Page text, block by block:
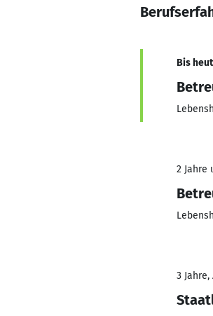
Bis
2 Jahre
3 Jahre,